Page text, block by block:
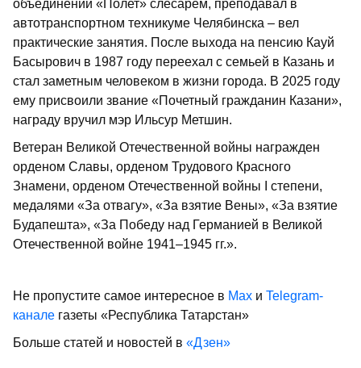
объединении «Полет» слесарем, преподавал в
автотранспортном техникуме Челябинска – вел
практические занятия. После выхода на пенсию Кауй
Басырович в 1987 году переехал с семьей в Казань и
стал заметным человеком в жизни города. В 2025 году
ему присвоили звание «Почетный гражданин Казани»,
награду вручил мэр Ильсур Метшин.
Ветеран Великой Отечественной войны награжден
орденом Славы, орденом Трудового Красного
Знамени, орденом Отечественной войны I степени,
медалями «За отвагу», «За взятие Вены», «За взятие
Будапешта», «За Победу над Германией в Великой
Отечественной войне 1941–1945 гг.».
Не пропустите самое интересное в Max и Telegram-
канале газеты «Республика Татарстан»
Больше статей и новостей в «Дзен»